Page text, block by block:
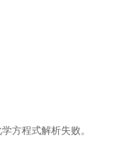
方程式解析失败。